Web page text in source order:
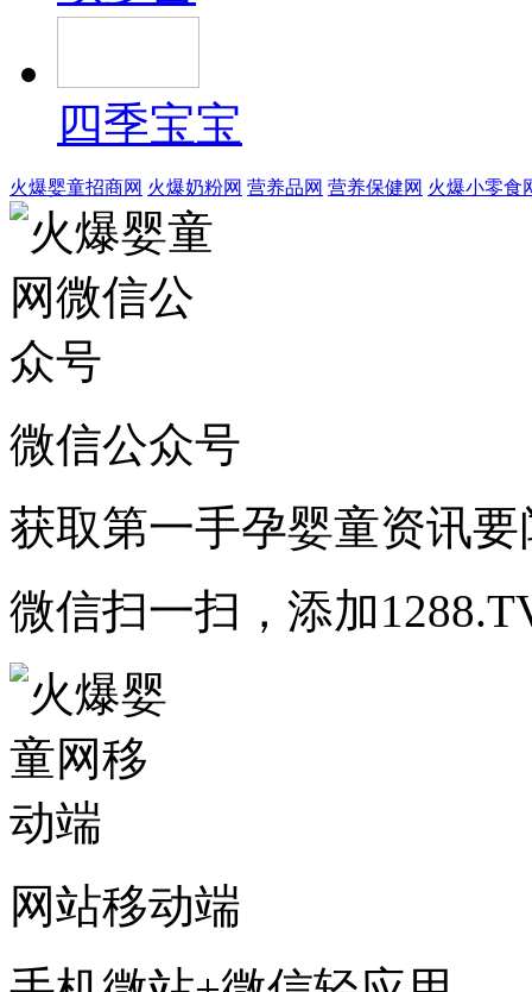
四季宝宝
火爆婴童招商网 火爆奶粉网 营养品网 营养保健网 火爆小零食
微信公众号
获取第一手孕婴童资讯要
微信扫一扫，添加
网站移动端